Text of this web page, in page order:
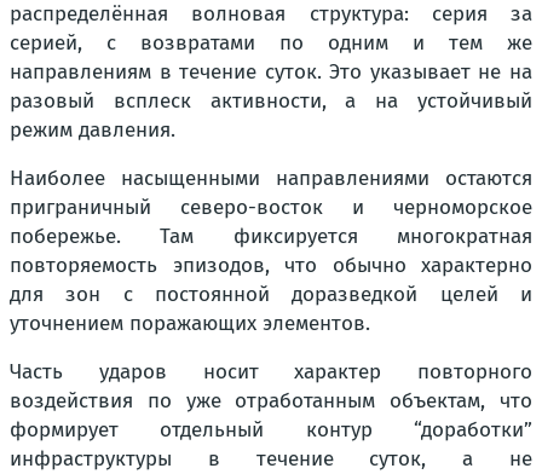
распределённая волновая структура: серия за
серией, с возвратами по одним и тем же
направлениям в течение суток. Это указывает не на
разовый всплеск активности, а на устойчивый
режим давления.
Наиболее насыщенными направлениями остаются
приграничный северо-восток и черноморское
побережье. Там фиксируется многократная
повторяемость эпизодов, что обычно характерно
для зон с постоянной доразведкой целей и
уточнением поражающих элементов.
Часть ударов носит характер повторного
воздействия по уже отработанным объектам, что
формирует отдельный контур “доработки”
инфраструктуры в течение суток, а не